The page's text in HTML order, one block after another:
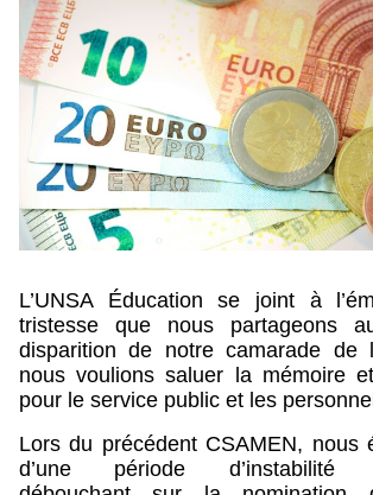
L’UNSA Éducation se joint à
tristesse que nous partageons
disparition de notre camarade de
nous voulions saluer la mémoire et
pour le service public et les
Lors du précédent CSAMEN, nous
d’une période d’instabilité